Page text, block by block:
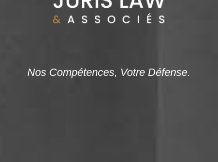
Nos Compétences, Votre Défense.